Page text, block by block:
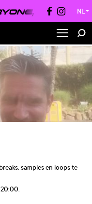
NL ▼
samples en loops te